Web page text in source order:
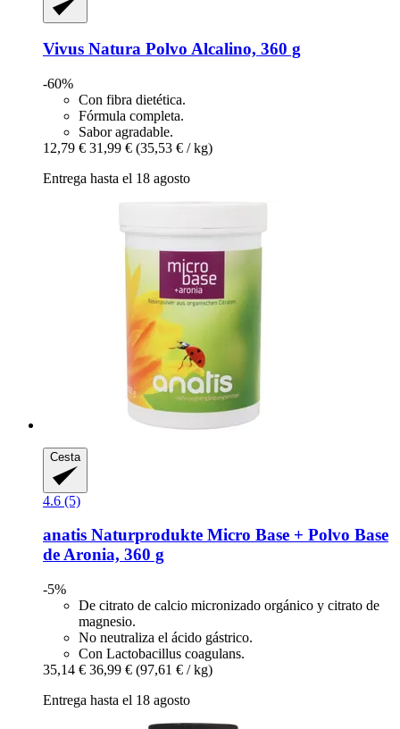
Vivus Natura Polvo Alcalino, 360 g
-60%
Con fibra dietética.
Fórmula completa.
Sabor agradable.
12,79 € 31,99 € (35,53 € / kg)
Entrega hasta el 18 agosto
Cesta
4.6 (5)
anatis Naturprodukte Micro Base + Polvo Base
de Aronia, 360 g
-5%
De citrato de calcio micronizado orgánico y citrato de
magnesio.
No neutraliza el ácido gástrico.
Con Lactobacillus coagulans.
35,14 € 36,99 € (97,61 € / kg)
Entrega hasta el 18 agosto